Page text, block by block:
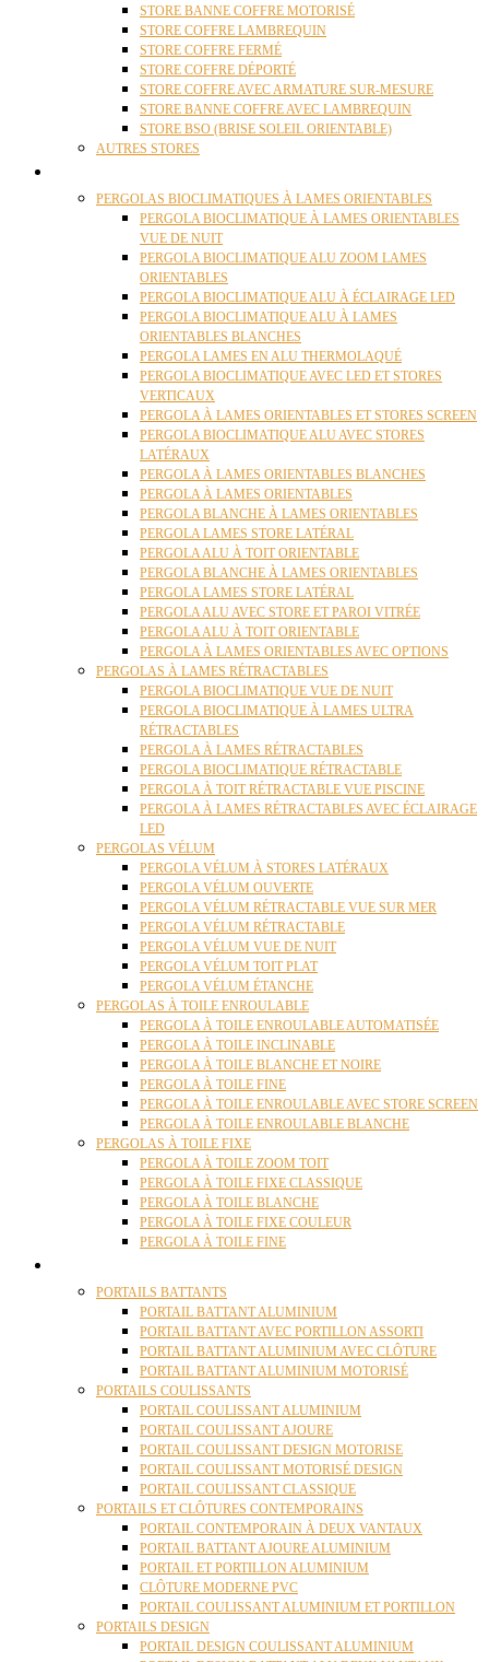
STORE BANNE COFFRE MOTORISÉ
STORE COFFRE LAMBREQUIN
STORE COFFRE FERMÉ
STORE COFFRE DÉPORTÉ
STORE COFFRE AVEC ARMATURE SUR-MESURE
STORE BANNE COFFRE AVEC LAMBREQUIN
STORE BSO (BRISE SOLEIL ORIENTABLE)
AUTRES STORES
PERGOLAS BIOCLIMATIQUES À LAMES ORIENTABLES
PERGOLA BIOCLIMATIQUE À LAMES ORIENTABLES
VUE DE NUIT
PERGOLA BIOCLIMATIQUE ALU ZOOM LAMES
ORIENTABLES
PERGOLA BIOCLIMATIQUE ALU À ÉCLAIRAGE LED
PERGOLA BIOCLIMATIQUE ALU À LAMES
ORIENTABLES BLANCHES
PERGOLA LAMES EN ALU THERMOLAQUÉ
PERGOLA BIOCLIMATIQUE AVEC LED ET STORES
VERTICAUX
PERGOLA À LAMES ORIENTABLES ET STORES SCREEN
PERGOLA BIOCLIMATIQUE ALU AVEC STORES
LATÉRAUX
PERGOLA À LAMES ORIENTABLES BLANCHES
PERGOLA À LAMES ORIENTABLES
PERGOLA BLANCHE À LAMES ORIENTABLES
PERGOLA LAMES STORE LATÉRAL
PERGOLA ALU À TOIT ORIENTABLE
PERGOLA BLANCHE À LAMES ORIENTABLES
PERGOLA LAMES STORE LATÉRAL
PERGOLA ALU AVEC STORE ET PAROI VITRÉE
PERGOLA ALU À TOIT ORIENTABLE
PERGOLA À LAMES ORIENTABLES AVEC OPTIONS
PERGOLAS À LAMES RÉTRACTABLES
PERGOLA BIOCLIMATIQUE VUE DE NUIT
PERGOLA BIOCLIMATIQUE À LAMES ULTRA
RÉTRACTABLES
PERGOLA À LAMES RÉTRACTABLES
PERGOLA BIOCLIMATIQUE RÉTRACTABLE
PERGOLA À TOIT RÉTRACTABLE VUE PISCINE
PERGOLA À LAMES RÉTRACTABLES AVEC ÉCLAIRAGE
LED
PERGOLAS VÉLUM
PERGOLA VÉLUM À STORES LATÉRAUX
PERGOLA VÉLUM OUVERTE
PERGOLA VÉLUM RÉTRACTABLE VUE SUR MER
PERGOLA VÉLUM RÉTRACTABLE
PERGOLA VÉLUM VUE DE NUIT
PERGOLA VÉLUM TOIT PLAT
PERGOLA VÉLUM ÉTANCHE
PERGOLAS À TOILE ENROULABLE
PERGOLA À TOILE ENROULABLE AUTOMATISÉE
PERGOLA À TOILE INCLINABLE
PERGOLA À TOILE BLANCHE ET NOIRE
PERGOLA À TOILE FINE
PERGOLA À TOILE ENROULABLE AVEC STORE SCREEN
PERGOLA À TOILE ENROULABLE BLANCHE
PERGOLAS À TOILE FIXE
PERGOLA À TOILE ZOOM TOIT
PERGOLA À TOILE FIXE CLASSIQUE
PERGOLA À TOILE BLANCHE
PERGOLA À TOILE FIXE COULEUR
PERGOLA À TOILE FINE
PORTAILS BATTANTS
PORTAIL BATTANT ALUMINIUM
PORTAIL BATTANT AVEC PORTILLON ASSORTI
PORTAIL BATTANT ALUMINIUM AVEC CLÔTURE
PORTAIL BATTANT ALUMINIUM MOTORISÉ
PORTAILS COULISSANTS
PORTAIL COULISSANT ALUMINIUM
PORTAIL COULISSANT AJOURE
PORTAIL COULISSANT DESIGN MOTORISE
PORTAIL COULISSANT MOTORISÉ DESIGN
PORTAIL COULISSANT CLASSIQUE
PORTAILS ET CLÔTURES CONTEMPORAINS
PORTAIL CONTEMPORAIN À DEUX VANTAUX
PORTAIL BATTANT AJOURE ALUMINIUM
PORTAIL ET PORTILLON ALUMINIUM
CLÔTURE MODERNE PVC
PORTAIL COULISSANT ALUMINIUM ET PORTILLON
PORTAILS DESIGN
PORTAIL DESIGN COULISSANT ALUMINIUM